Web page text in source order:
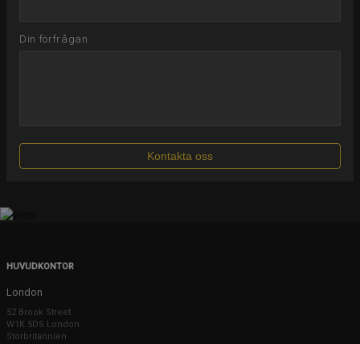
Din förfrågan
HUVUDKONTOR
London
52 Brook Street
W1K 5DS London
Storbritannien